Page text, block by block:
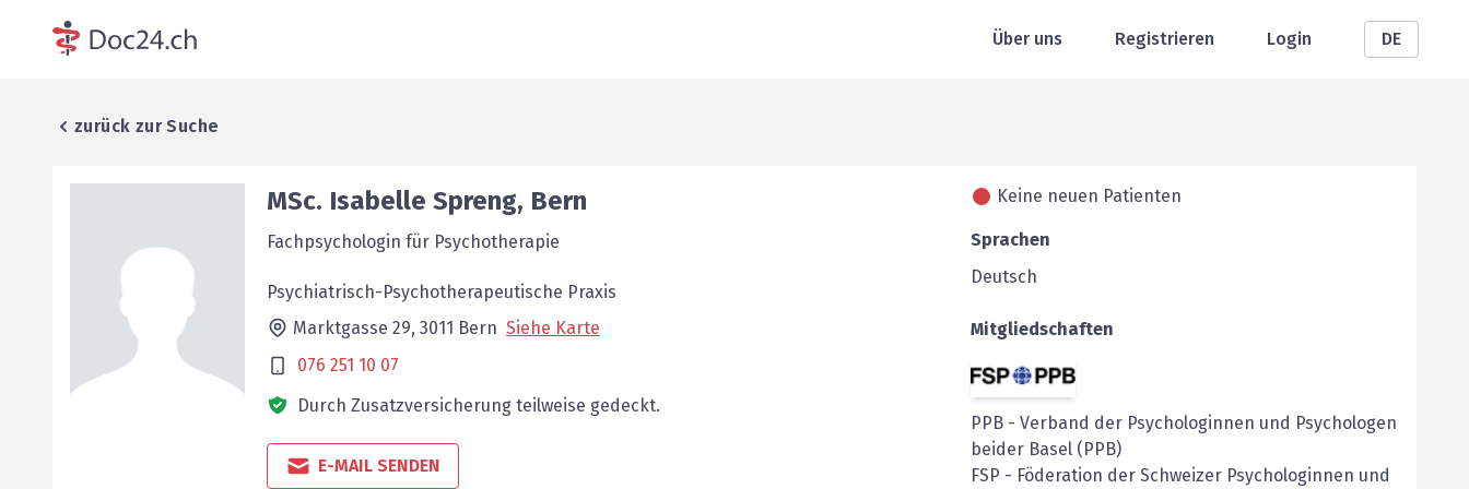
Über uns Registrieren Login DE
zurück zur Suche
MSc. Isabelle Spreng, Bern
Fachpsychologin für Psychotherapie
Psychiatrisch-Psychotherapeutische Praxis
Marktgasse 29, 3011 Bern Siehe Karte
076 251 10 07
Durch Zusatzversicherung teilweise gedeckt.
E-MAIL SENDEN
Keine neuen Patienten
Sprachen
Deutsch
Mitgliedschaften
PPB - Verband der Psychologinnen und Psychologen
beider Basel (PPB)
FSP - Föderation der Schweizer Psychologinnen und